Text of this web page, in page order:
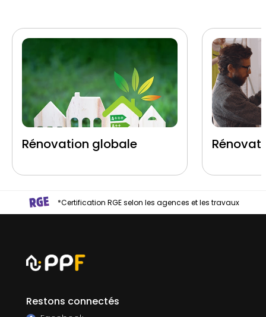
Rénovation globale
*Certification RGE selon les agences et les travaux
Restons connectés